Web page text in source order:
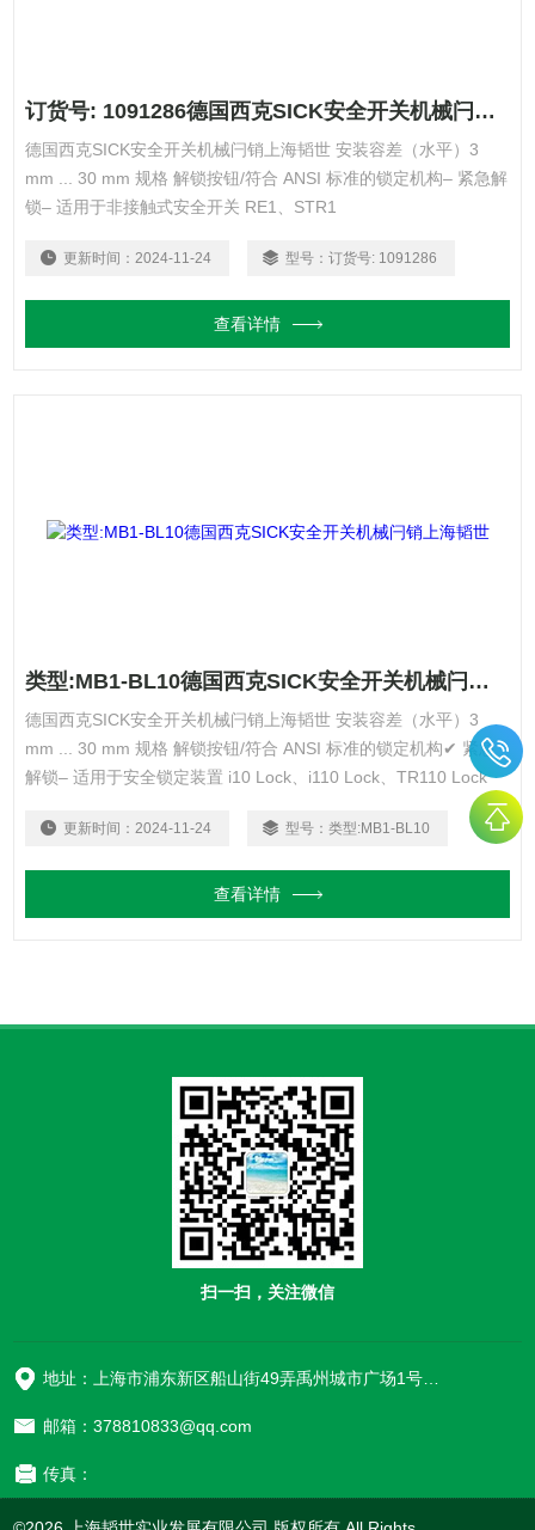
订货号: 1091286德国西克SICK安全开关机械闩销上海韬世
德国西克SICK安全开关机械闩销上海韬世 安装容差（水平）3
mm ... 30 mm 规格 解锁按钮/符合 ANSI 标准的锁定机构– 紧急解
锁– 适用于非接触式安全开关 RE1、STR1
更新时间： 2024-11-24 型号： 订货号: 1091286
查看详情
类型:MB1-BL10德国西克SICK安全开关机械闩销上海韬世
德国西克SICK安全开关机械闩销上海韬世 安装容差（水平）3
mm ... 30 mm 规格 解锁按钮/符合 ANSI 标准的锁定机构✔ 紧急
解锁– 适用于安全锁定装置 i10 Lock、i110 Lock、TR110 Lock
更新时间： 2024-11-24 型号： 类型:MB1-BL10
查看详情
扫一扫，关注微信
地址：上海市浦东新区船山街49弄禹州城市广场1号楼906
邮箱：378810833@qq.com
传真：